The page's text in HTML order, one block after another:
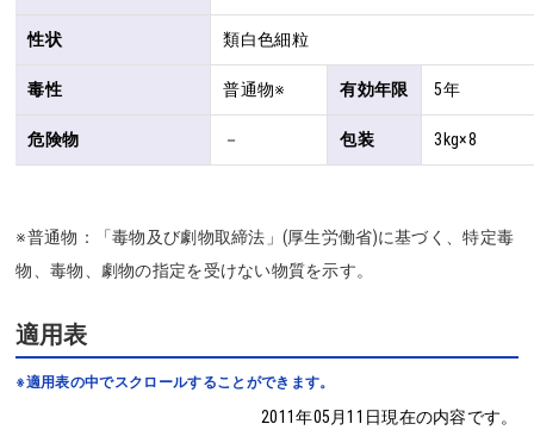
性状 類白色細粒
毒性 普通物※ 有効年限 5年
危険物 － 包装 3kg×8
※普通物：「毒物及び劇物取締法」(厚生労働省)に基づく、特定毒
物、毒物、劇物の指定を受けない物質を示す。
適用表
※適用表の中でスクロールすることができます。
2011年05月11日現在の内容です。